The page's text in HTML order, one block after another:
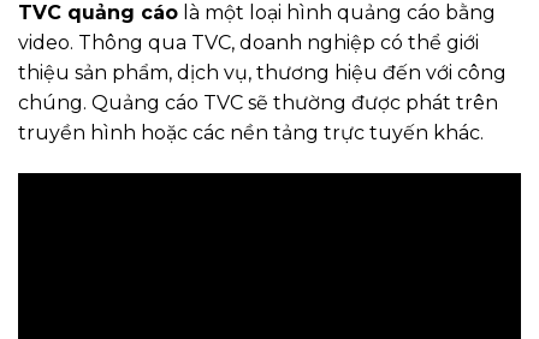
TVC quảng cáo là một loại hình quảng cáo bằng
video. Thông qua TVC, doanh nghiệp có thể giới
thiệu sản phẩm, dịch vụ, thương hiệu đến với công
chúng. Quảng cáo TVC sẽ thường được phát trên
truyền hình hoặc các nền tảng trực tuyến khác.